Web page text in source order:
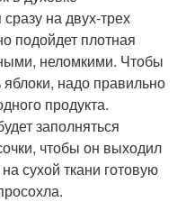
на двух-трех
подойдет плотная
неломкими. Чтобы
надо правильно
продукта.
заполняться
чтобы он выходил
сухой ткани готовую